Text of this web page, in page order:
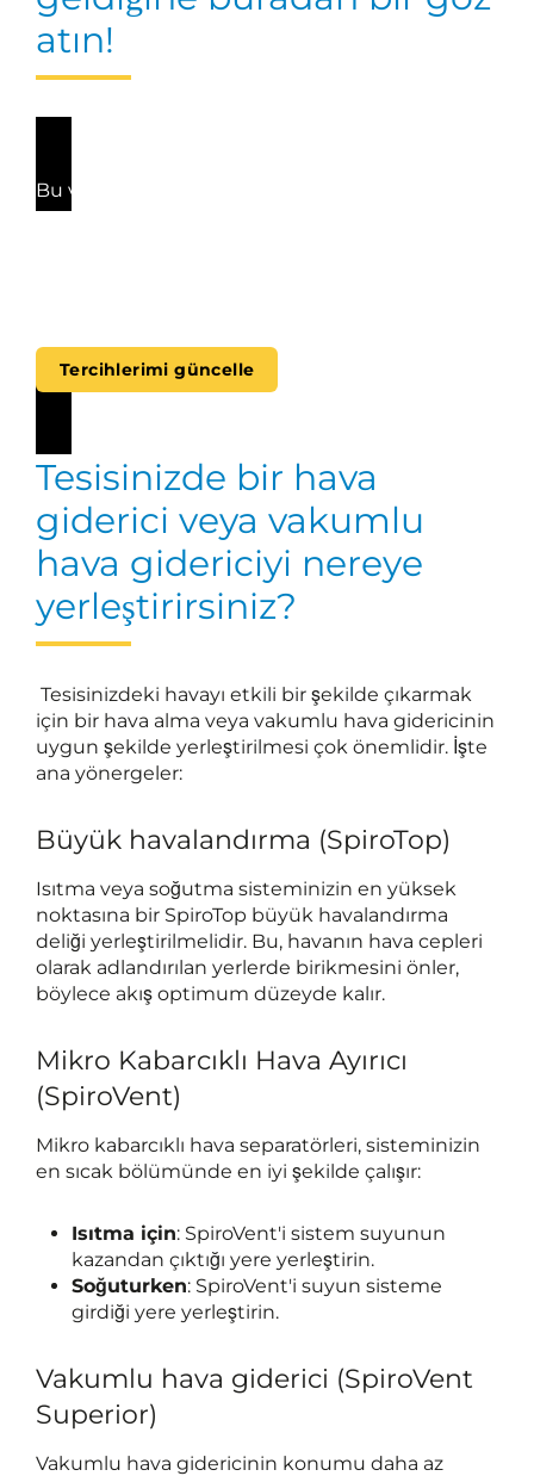
atın!
Bu video oynatılamıyor çünkü (pazarlama)
çerezlerinin yatırılmasını reddettiniz. Bu videoyu
Tercihlerimi güncelle
Tesisinizde bir hava
giderici veya vakumlu
hava gidericiyi nereye
yerleştirirsiniz?
Tesisinizdeki havayı etkili bir şekilde çıkarmak
için bir hava alma veya vakumlu hava gidericinin
uygun şekilde yerleştirilmesi çok önemlidir. İşte
ana yönergeler:
Büyük havalandırma (SpiroTop)
Isıtma veya soğutma sisteminizin en yüksek
noktasına bir SpiroTop büyük havalandırma
deliği yerleştirilmelidir. Bu, havanın hava cepleri
olarak adlandırılan yerlerde birikmesini önler,
böylece akış optimum düzeyde kalır.
Mikro Kabarcıklı Hava Ayırıcı
(SpiroVent)
Mikro kabarcıklı hava separatörleri, sisteminizin
en sıcak bölümünde en iyi şekilde çalışır:
Isıtma için: SpiroVent'i sistem suyunun
kazandan çıktığı yere yerleştirin.
Soğuturken: SpiroVent'i suyun sisteme
girdiği yere yerleştirin.
Vakumlu hava giderici (SpiroVent
Superior)
Vakumlu hava gidericinin konumu daha az